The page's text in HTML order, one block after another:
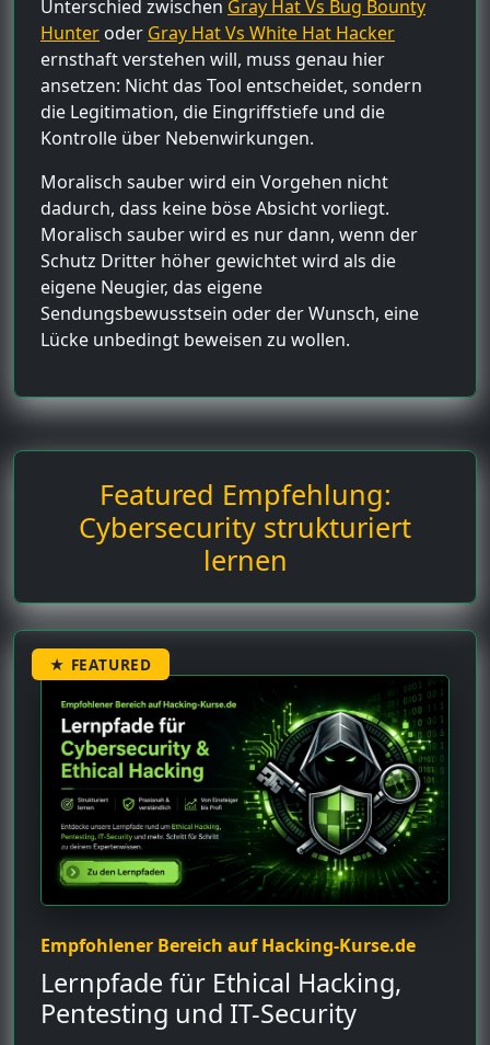
Unterschied zwischen Gray Hat Vs Bug Bounty
Hunter oder Gray Hat Vs White Hat Hacker
ernsthaft verstehen will, muss genau hier
ansetzen: Nicht das Tool entscheidet, sondern
die Legitimation, die Eingriffstiefe und die
Kontrolle über Nebenwirkungen.
Moralisch sauber wird ein Vorgehen nicht
dadurch, dass keine böse Absicht vorliegt.
Moralisch sauber wird es nur dann, wenn der
Schutz Dritter höher gewichtet wird als die
eigene Neugier, das eigene
Sendungsbewusstsein oder der Wunsch, eine
Lücke unbedingt beweisen zu wollen.
Featured Empfehlung:
Cybersecurity strukturiert
lernen
★ FEATURED
Empfohlener Bereich auf Hacking-Kurse.de
Lernpfade für Ethical Hacking,
Pentesting und IT-Security